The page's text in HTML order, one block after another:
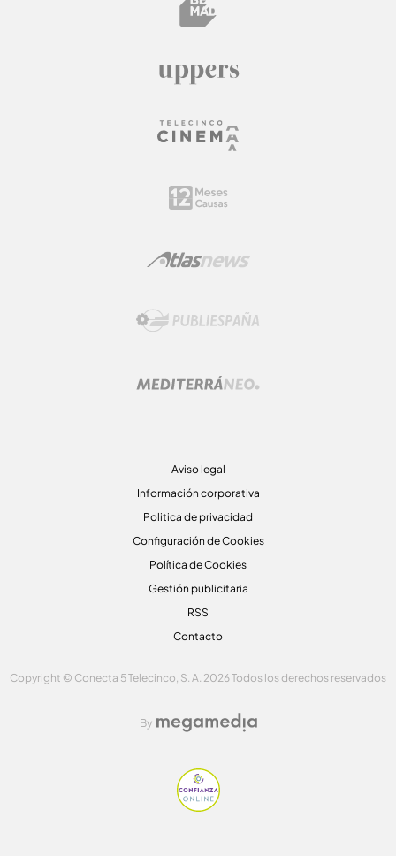
Aviso legal
Información corporativa
Politica de privacidad
Configuración de Cookies
Política de Cookies
Gestión publicitaria
RSS
Contacto
Copyright © Conecta 5 Telecinco, S. A. 2026 Todos los derechos reservados
By